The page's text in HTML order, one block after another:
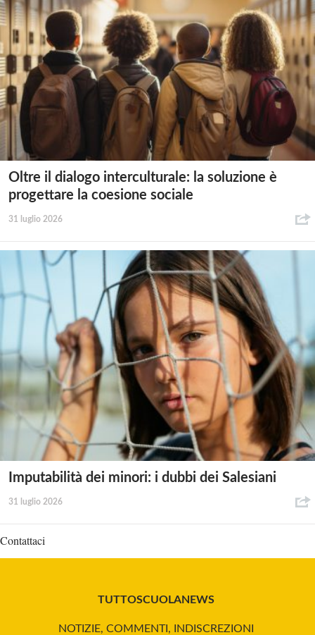
Oltre il dialogo interculturale: la soluzione è
progettare la coesione sociale
31 luglio 2026
Imputabilità dei minori: i dubbi dei Salesiani
31 luglio 2026
Contattaci
TUTTOSCUOLANEWS
NOTIZIE, COMMENTI, INDISCREZIONI